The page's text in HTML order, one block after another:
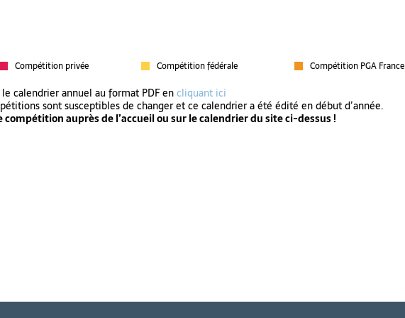
Compétition privée Compétition fédérale Compétition PGA France
calendrier annuel au format PDF encliquant ici
sont susceptibles de changer et ce calendrier a été édité en début d’année.
auprès de l’accueil ou sur le calendrier du site ci-dessus !